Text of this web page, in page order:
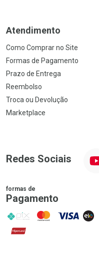
Atendimento
Como Comprar no Site
Formas de Pagamento
Prazo de Entrega
Reembolso
Troca ou Devolução
Marketplace
Redes Sociais
formas de
Pagamento
PIX MasterCard
VISA ELO
Hipercard